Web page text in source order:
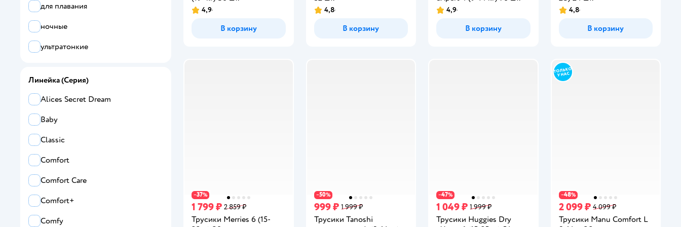
Рейтинг:
4,9
В корзину
Рейтинг:
4,8
В корзину
Рейтинг:
4,9
В корзину
Рейтинг:
4,8
В корзину
−37%
1 799 ₽ 2 859 ₽
Трусики Merries 6 (15-
−50%
999 ₽ 1 999 ₽
Трусики Tanoshi
−47%
1 049 ₽ 1 999 ₽
Трусики Huggies Dry
−48%
2 099 ₽ 4 099 ₽
Трусики Manu Comfort L
Huggies
Ikuji
INSEENSE
Joonies
Junion
K-MOM
Kiddo
Kioshi
для плавания
ночные
ультратонкие
Линейка (Серия)
Alices Secret Dream
Baby
Classic
Comfort
Comfort Care
Comfort+
Comfy